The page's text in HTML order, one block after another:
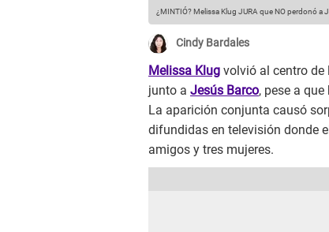
¿MINTIÓ? Melissa Klug JURA que NO perdonó a
Cindy Bardales
Melissa Klug volvió al centro de
junto a Jesús Barco, pese a
La aparición conjunta causó
difundidas en televisión donde
amigos y tres mujeres.